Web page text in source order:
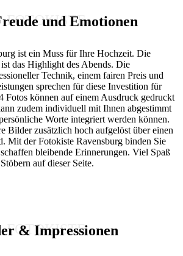
FOTOKISTE
und Emotionen
ist ein Muss für Ihre Hochzeit. Die
das Highlight des Abends. Die
Technik, einem fairen Preis und
sprechen für diese Investition für
Fotos können auf einem Ausdruck gedruckt
zudem individuell mit Ihnen abgestimmt
Worte integriert werden können.
Bilder zusätzlich hoch aufgelöst über einen
Mit der Fotokiste Ravensburg binden Sie
bleibende Erinnerungen. Viel Spaß
auf dieser Seite.
FOTOKISTE
& Impressionen